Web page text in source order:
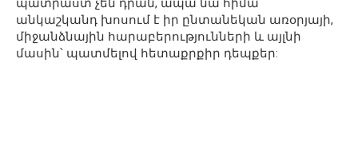
պատրաստ չեն դրան, ապա նա հիմա
անկաշկանդ խոսում է իր ընտանեկան առօրյայի,
միջանձնային հարաբերությունների և այլնի
մասին՝ պատմելով հետաքրքիր դեպքեր: